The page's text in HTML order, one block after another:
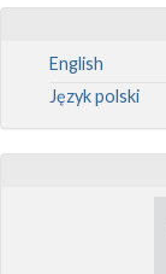
English
Język polski